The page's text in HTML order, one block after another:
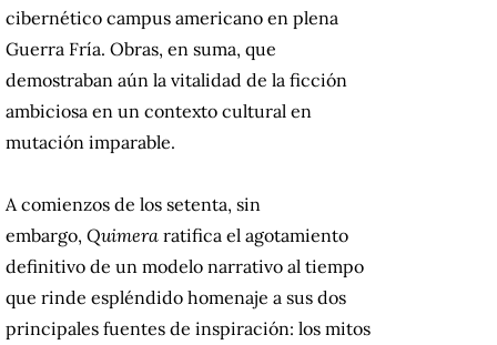
cibernético campus americano en plena
Guerra Fría. Obras, en suma, que
demostraban aún la vitalidad de la ficción
ambiciosa en un contexto cultural en
mutación imparable.
A comienzos de los setenta, sin
embargo, Quimera ratifica el agotamiento
definitivo de un modelo narrativo al tiempo
que rinde espléndido homenaje a sus dos
principales fuentes de inspiración: los mitos